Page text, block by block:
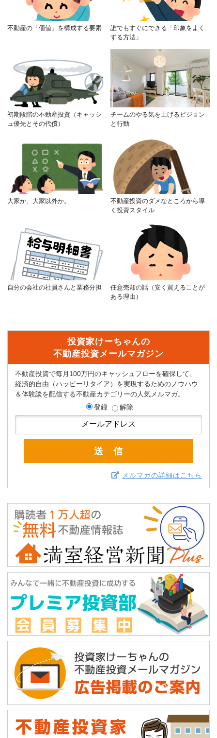
不動産の「価値」を構成する要素
誰でもすぐにできる「印象をよく
する方法」
初期段階の不動産投資（キャッシ
ュ優先とその代償）
チームのやる気を上げるビジョン
と行動
大家か、大家以外か。
不動産投資のダメなところから導
く投資スタイル
自分の会社の社員さんと業務分担
任意売却の話（安く買えることが
ある理由）
投資家けーちゃんの
不動産投資メールマガジン
不動産投資で毎月100万円のキャッシュフローを確保して、
経済的自由（ハッピーリタイア）を実現するためのノウハウ
＆体験談を配信する不動産カテゴリーの人気メルマガ。
登録
解除
メルマガの詳細はこちら